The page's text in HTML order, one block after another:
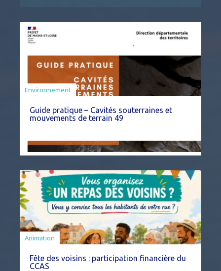
Environnement
Guide pratique – Cavités souterraines et
mouvements de terrain 49
Animation
Fête des voisins : participation financière du
CCAS